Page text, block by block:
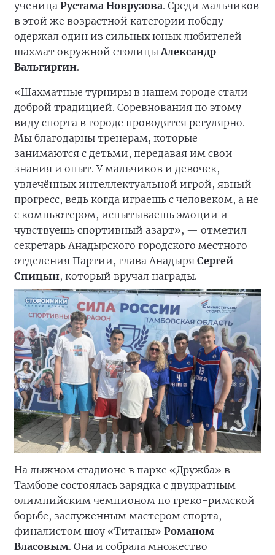
ученица Рустама Новрузова. Среди мальчиков
в этой же возрастной категории победу
одержал один из сильных юных любителей
шахмат окружной столицыАлександр
Вальгиргин.
«Шахматные турниры в нашем городе стали
доброй традицией. Соревнования по этому
виду спорта в городе проводятся регулярно.
Мы благодарны тренерам, которые
занимаются с детьми, передавая им свои
знания и опыт. У мальчиков и девочек,
увлечённых интеллектуальной игрой, явный
прогресс, ведь когда играешь с человеком, а не
с компьютером, испытываешь эмоции и
чувствуешь спортивный азарт», — отметил
секретарь Анадырского городского местного
отделения Партии, глава Анадыря Сергей
Спицын, который вручал награды.
На лыжном стадионе в парке «Дружба» в
Тамбове состоялась зарядка с двукратным
олимпийским чемпионом по греко-римской
борьбе, заслуженным мастером спорта,
финалистом шоу «Титаны» Романом
Власовым. Она и собрала множество